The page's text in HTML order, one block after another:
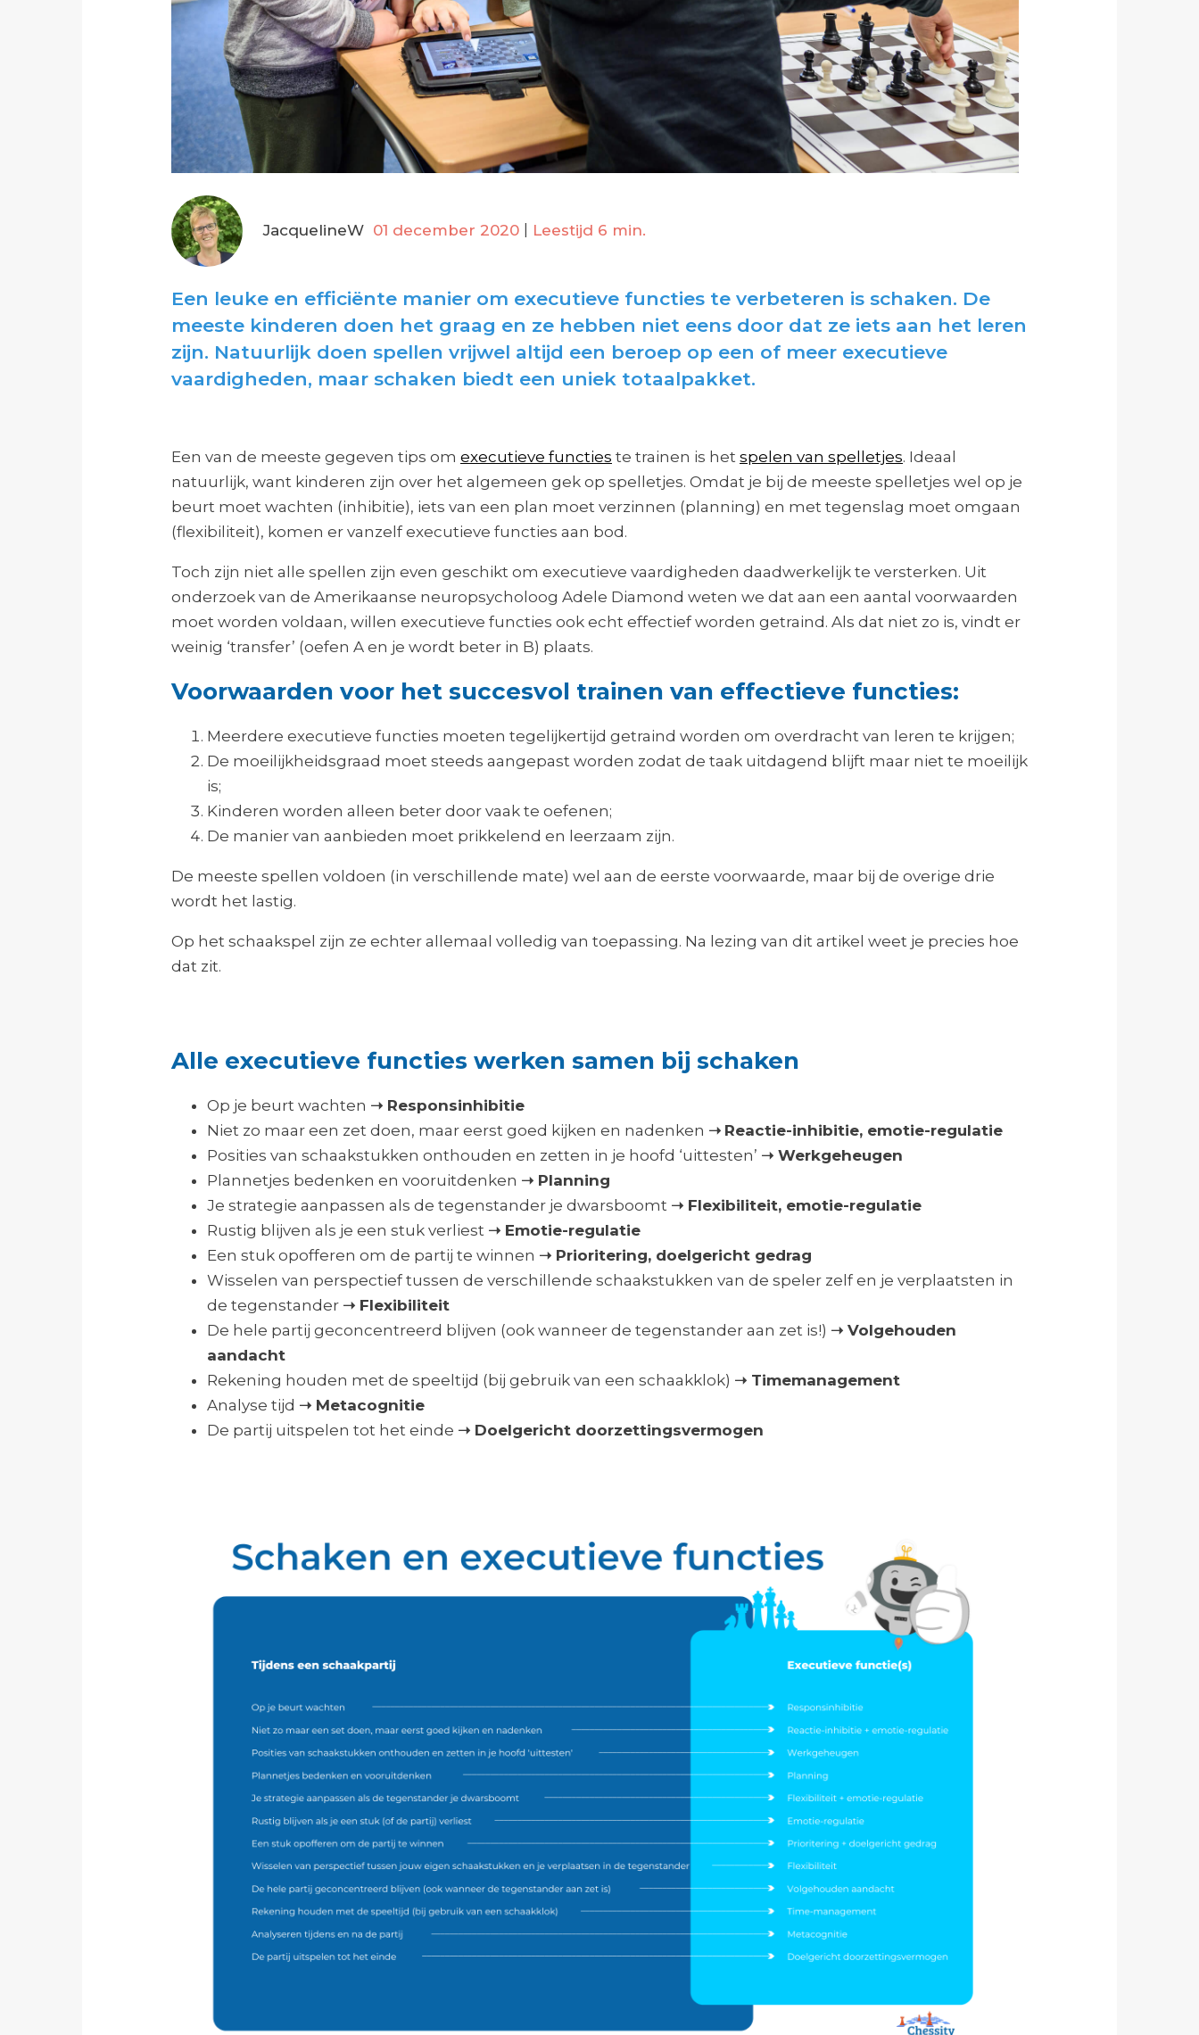
JacquelineW 01 december 2020 Leestijd 6 min.
Een leuke en efficiënte manier om executieve functies te verbeteren is schaken. De
meeste kinderen doen het graag en ze hebben niet eens door dat ze iets aan het leren
zijn. Natuurlijk doen spellen vrijwel altijd een beroep op een of meer executieve
vaardigheden, maar schaken biedt een uniek totaalpakket.
Een van de meeste gegeven tips om executieve functies te trainen is het spelen van spelletjes. Ideaal
natuurlijk, want kinderen zijn over het algemeen gek op spelletjes. Omdat je bij de meeste spelletjes wel op je
beurt moet wachten (inhibitie), iets van een plan moet verzinnen (planning) en met tegenslag moet omgaan
(flexibiliteit), komen er vanzelf executieve functies aan bod.
Toch zijn niet alle spellen zijn even geschikt om executieve vaardigheden daadwerkelijk te versterken. Uit
onderzoek van de Amerikaanse neuropsycholoog Adele Diamond weten we dat aan een aantal voorwaarden
moet worden voldaan, willen executieve functies ook echt effectief worden getraind. Als dat niet zo is, vindt er
weinig ‘transfer’ (oefen A en je wordt beter in B) plaats.
Voorwaarden voor het succesvol trainen van effectieve functies:
Meerdere executieve functies moeten tegelijkertijd getraind worden om overdracht van leren te krijgen;
De moeilijkheidsgraad moet steeds aangepast worden zodat de taak uitdagend blijft maar niet te moeilijk
is;
Kinderen worden alleen beter door vaak te oefenen;
De manier van aanbieden moet prikkelend en leerzaam zijn.
De meeste spellen voldoen (in verschillende mate) wel aan de eerste voorwaarde, maar bij de overige drie
wordt het lastig.
Op het schaakspel zijn ze echter allemaal volledig van toepassing. Na lezing van dit artikel weet je precies hoe
dat zit.
Alle executieve functies werken samen bij schaken
Op je beurt wachten ➝ Responsinhibitie
Niet zo maar een zet doen, maar eerst goed kijken en nadenken ➝ Reactie-inhibitie, emotie-regulatie
Posities van schaakstukken onthouden en zetten in je hoofd ‘uittesten’ ➝ Werkgeheugen
Plannetjes bedenken en vooruitdenken ➝ Planning
Je strategie aanpassen als de tegenstander je dwarsboomt ➝ Flexibiliteit, emotie-regulatie
Rustig blijven als je een stuk verliest ➝ Emotie-regulatie
Een stuk opofferen om de partij te winnen ➝ Prioritering, doelgericht gedrag
Wisselen van perspectief tussen de verschillende schaakstukken van de speler zelf en je verplaatsten in
de tegenstander ➝ Flexibiliteit
De hele partij geconcentreerd blijven (ook wanneer de tegenstander aan zet is!) ➝ Volgehouden
aandacht
Rekening houden met de speeltijd (bij gebruik van een schaakklok) ➝ Timemanagement
Analyse tijd ➝ Metacognitie
De partij uitspelen tot het einde ➝ Doelgericht doorzettingsvermogen